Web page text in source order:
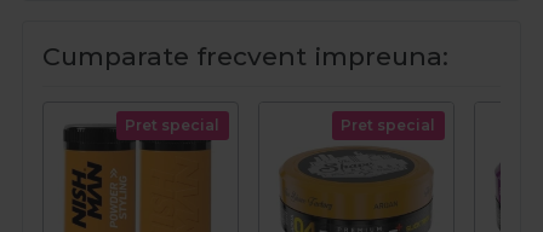
Cumparate frecvent impreuna:
Pret special Pret special